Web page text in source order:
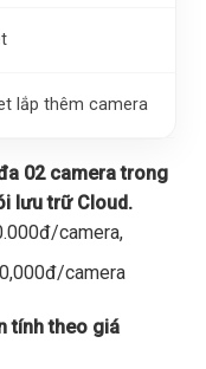
lắp thêm camera
02 camera trong
lưu trữ Cloud.
camera,
camera
tính theo giá